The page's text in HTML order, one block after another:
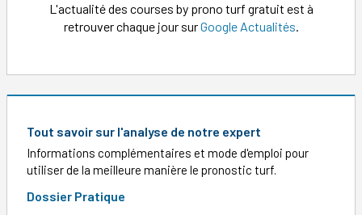
L'actualité des courses by prono turf gratuit est à
retrouver chaque jour surGoogle Actualités.
Tout savoir sur l'analyse de notre expert
Informations complémentaires et mode d'emploi pour
utiliser de la meilleure manière le pronostic turf.
Dossier Pratique